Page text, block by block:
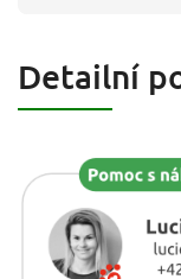
Detailní